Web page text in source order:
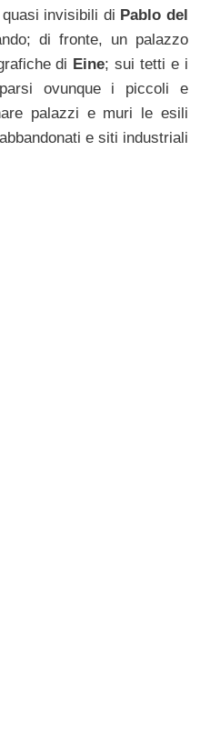
invisibili di Pablo del
di fronte, un palazzo
di Eine; sui tetti e i
ovunque i piccoli e
palazzi e muri le esili
e siti industriali